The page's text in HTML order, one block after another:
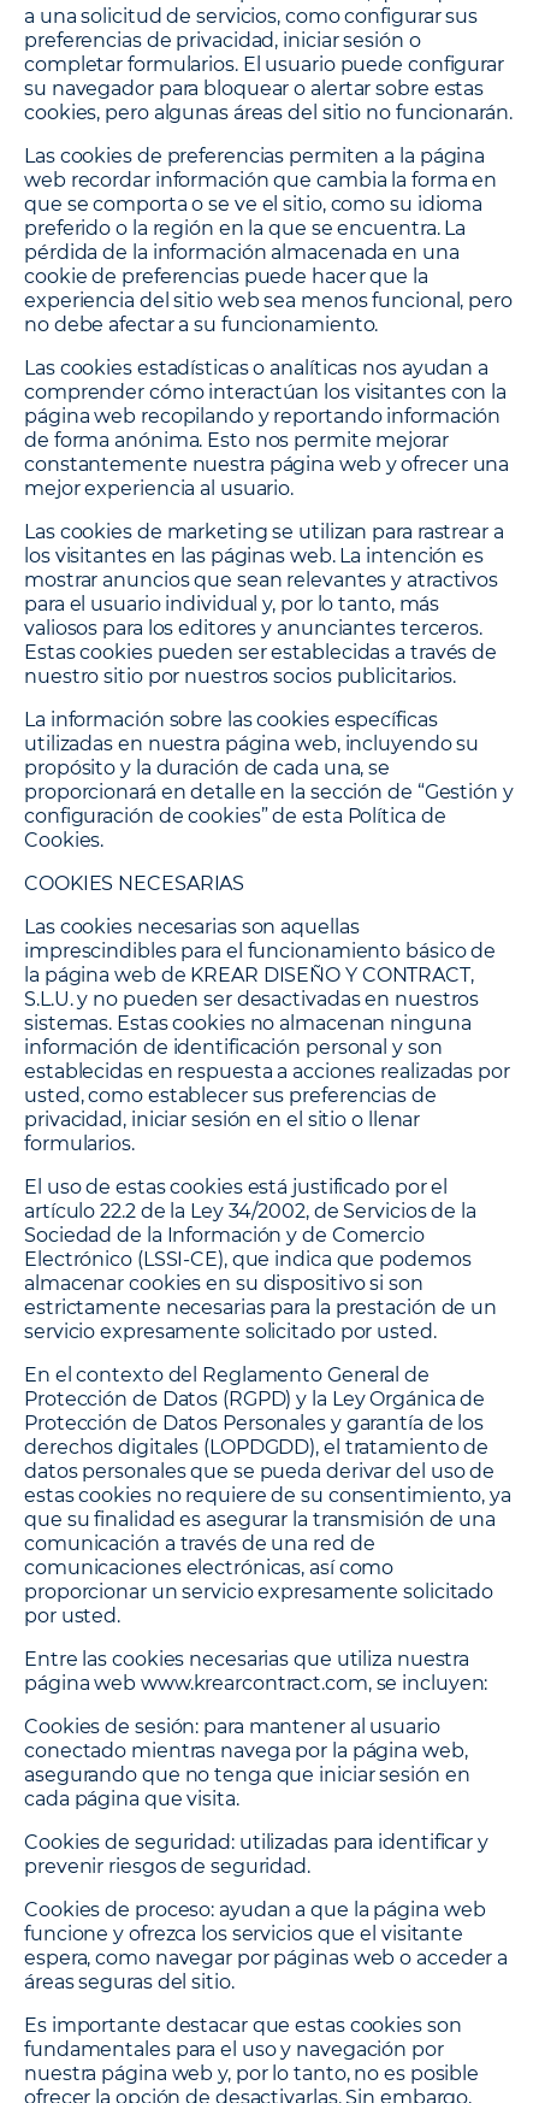
a una solicitud de servicios, como configurar sus
preferencias de privacidad, iniciar sesión o
completar formularios. El usuario puede configurar
su navegador para bloquear o alertar sobre estas
cookies, pero algunas áreas del sitio no funcionarán.
Las cookies de preferencias permiten a la página
web recordar información que cambia la forma en
que se comporta o se ve el sitio, como su idioma
preferido o la región en la que se encuentra. La
pérdida de la información almacenada en una
cookie de preferencias puede hacer que la
experiencia del sitio web sea menos funcional, pero
no debe afectar a su funcionamiento.
Las cookies estadísticas o analíticas nos ayudan a
comprender cómo interactúan los visitantes con la
página web recopilando y reportando información
de forma anónima. Esto nos permite mejorar
constantemente nuestra página web y ofrecer una
mejor experiencia al usuario.
Las cookies de marketing se utilizan para rastrear a
los visitantes en las páginas web. La intención es
mostrar anuncios que sean relevantes y atractivos
para el usuario individual y, por lo tanto, más
valiosos para los editores y anunciantes terceros.
Estas cookies pueden ser establecidas a través de
nuestro sitio por nuestros socios publicitarios.
La información sobre las cookies específicas
utilizadas en nuestra página web, incluyendo su
propósito y la duración de cada una, se
proporcionará en detalle en la sección de “Gestión y
configuración de cookies” de esta Política de
Cookies.
COOKIES NECESARIAS
Las cookies necesarias son aquellas
imprescindibles para el funcionamiento básico de
la página web de KREAR DISEÑO Y CONTRACT,
S.L.U. y no pueden ser desactivadas en nuestros
sistemas. Estas cookies no almacenan ninguna
información de identificación personal y son
establecidas en respuesta a acciones realizadas por
usted, como establecer sus preferencias de
privacidad, iniciar sesión en el sitio o llenar
formularios.
El uso de estas cookies está justificado por el
artículo 22.2 de la Ley 34/2002, de Servicios de la
Sociedad de la Información y de Comercio
Electrónico (LSSI-CE), que indica que podemos
almacenar cookies en su dispositivo si son
estrictamente necesarias para la prestación de un
servicio expresamente solicitado por usted.
En el contexto del Reglamento General de
Protección de Datos (RGPD) y la Ley Orgánica de
Protección de Datos Personales y garantía de los
derechos digitales (LOPDGDD), el tratamiento de
datos personales que se pueda derivar del uso de
estas cookies no requiere de su consentimiento, ya
que su finalidad es asegurar la transmisión de una
comunicación a través de una red de
comunicaciones electrónicas, así como
proporcionar un servicio expresamente solicitado
por usted.
Entre las cookies necesarias que utiliza nuestra
página web www.krearcontract.com, se incluyen:
Cookies de sesión: para mantener al usuario
conectado mientras navega por la página web,
asegurando que no tenga que iniciar sesión en
cada página que visita.
Cookies de seguridad:utilizadas para identificar y
prevenir riesgos de seguridad.
Cookies de proceso: ayudan a que la página web
funcione y ofrezca los servicios que el visitante
espera, como navegar por páginas web o acceder a
áreas seguras del sitio.
Es importante destacar que estas cookies son
fundamentales para el uso y navegación por
nuestra página web y, por lo tanto, no es posible
ofrecer la opción de desactivarlas. Sin embargo,